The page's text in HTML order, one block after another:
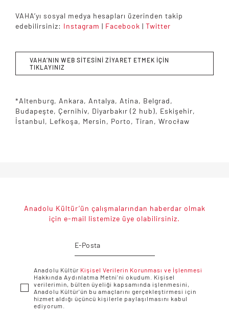
VAHA’yı sosyal medya hesapları üzerinden takip
edebilirsiniz: Instagram | Facebook | Twitter
VAHA’NIN WEB SİTESİNİ ZİYARET ETMEK İÇİN
TIKLAYINIZ
*Altenburg, Ankara, Antalya, Atina, Belgrad,
Budapeşte, Çernihiv, Diyarbakır (2 hub), Eskişehir,
İstanbul, Lefkoşa, Mersin, Porto, Tiran, Wrocław
Anadolu Kültür’ün çalışmalarından haberdar olmak
için e-mail listemize üye olabilirsiniz.
Anadolu Kültür Kişisel Verilerin Korunması ve İşlenmesi
Hakkında Aydınlatma Metni'ni okudum. Kişisel
verilerimin, bülten üyeliği kapsamında işlenmesini,
Anadolu Kültür'ün bu amaçlarını gerçekleştirmesi için
hizmet aldığı üçüncü kişilerle paylaşılmasını kabul
ediyorum.